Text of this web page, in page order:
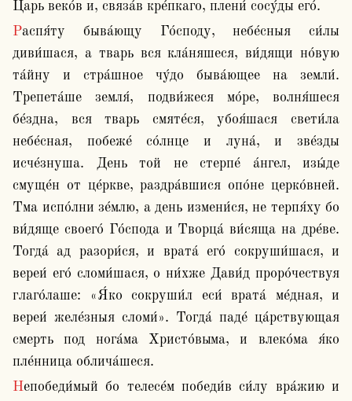
Царь веко́в и, связа́в кре́пкаго, плени́ сосу́ды его́.
Распя́ту быва́ющу Го́споду, небе́сныя си́лы
диви́шася, а тварь вся кла́няшеся, ви́дящи но́вую
та́йну и стра́шное чу́до быва́ющее на земли́.
Трепета́ше земля́, подви́жеся мо́ре, волня́шеся
бе́здна, вся тварь смяте́ся, убоя́шася свети́ла
небе́сная, побеже́ со́лнце и луна́, и зве́зды
исче́знуша. День той не стерпе́ а́нгел, изы́де
смуще́н от це́ркве, раздра́вшися опо́не церко́вней.
Тма испо́лни зе́млю, а день измени́ся, не терпя́ху бо
ви́дяще своего́ Го́спода и Творца́ ви́сяща на дре́ве.
Тогда́ ад разори́ся, и врата́ его́ сокруши́шася, и
вереи́ его́ сломи́шася, о ни́хже Дави́д проро́чествуя
глаго́лаше: «Я́ко сокруши́л еси́ врата́ ме́дная, и
вереи́ желе́зныя сломи́». Тогда́ паде́ ца́рствующая
смерть под нога́ма Христо́выма, и влеко́ма я́ко
пле́нница облича́шеся.
Непобеди́мый бо телесе́м победи́в си́лу вра́жию и